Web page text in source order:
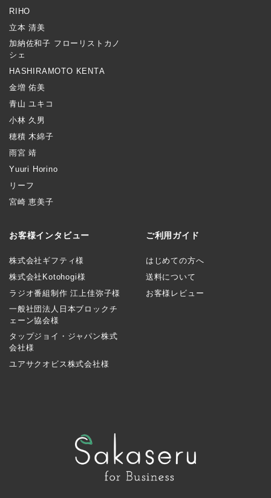
RIHO
立本 清美
加納佐和子 フローリストカノ
シェ
HASHIRAMOTO KENTA
金増 佑美
青山 ユキコ
小林 久男
穂積 木綿子
雨宮 靖
Yuuri Horino
リーフ
宮崎 恵美子
お客様インタビュー
株式会社ギフティ様
株式会社Kotohogi様
ラジオ番組制作 江上佳弥子様
一般社団法人日本ブロックチ
ェーン協会様
タップジョイ・ジャパン株式
会社様
ユアサクオビス株式会社様
ご利用ガイド
はじめての方へ
送料について
お客様レビュー